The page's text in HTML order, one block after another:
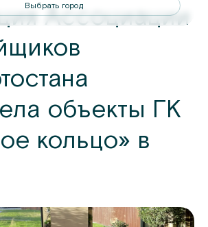
Ассоциации
объекты ГК
кольцо» в
Выбрать город